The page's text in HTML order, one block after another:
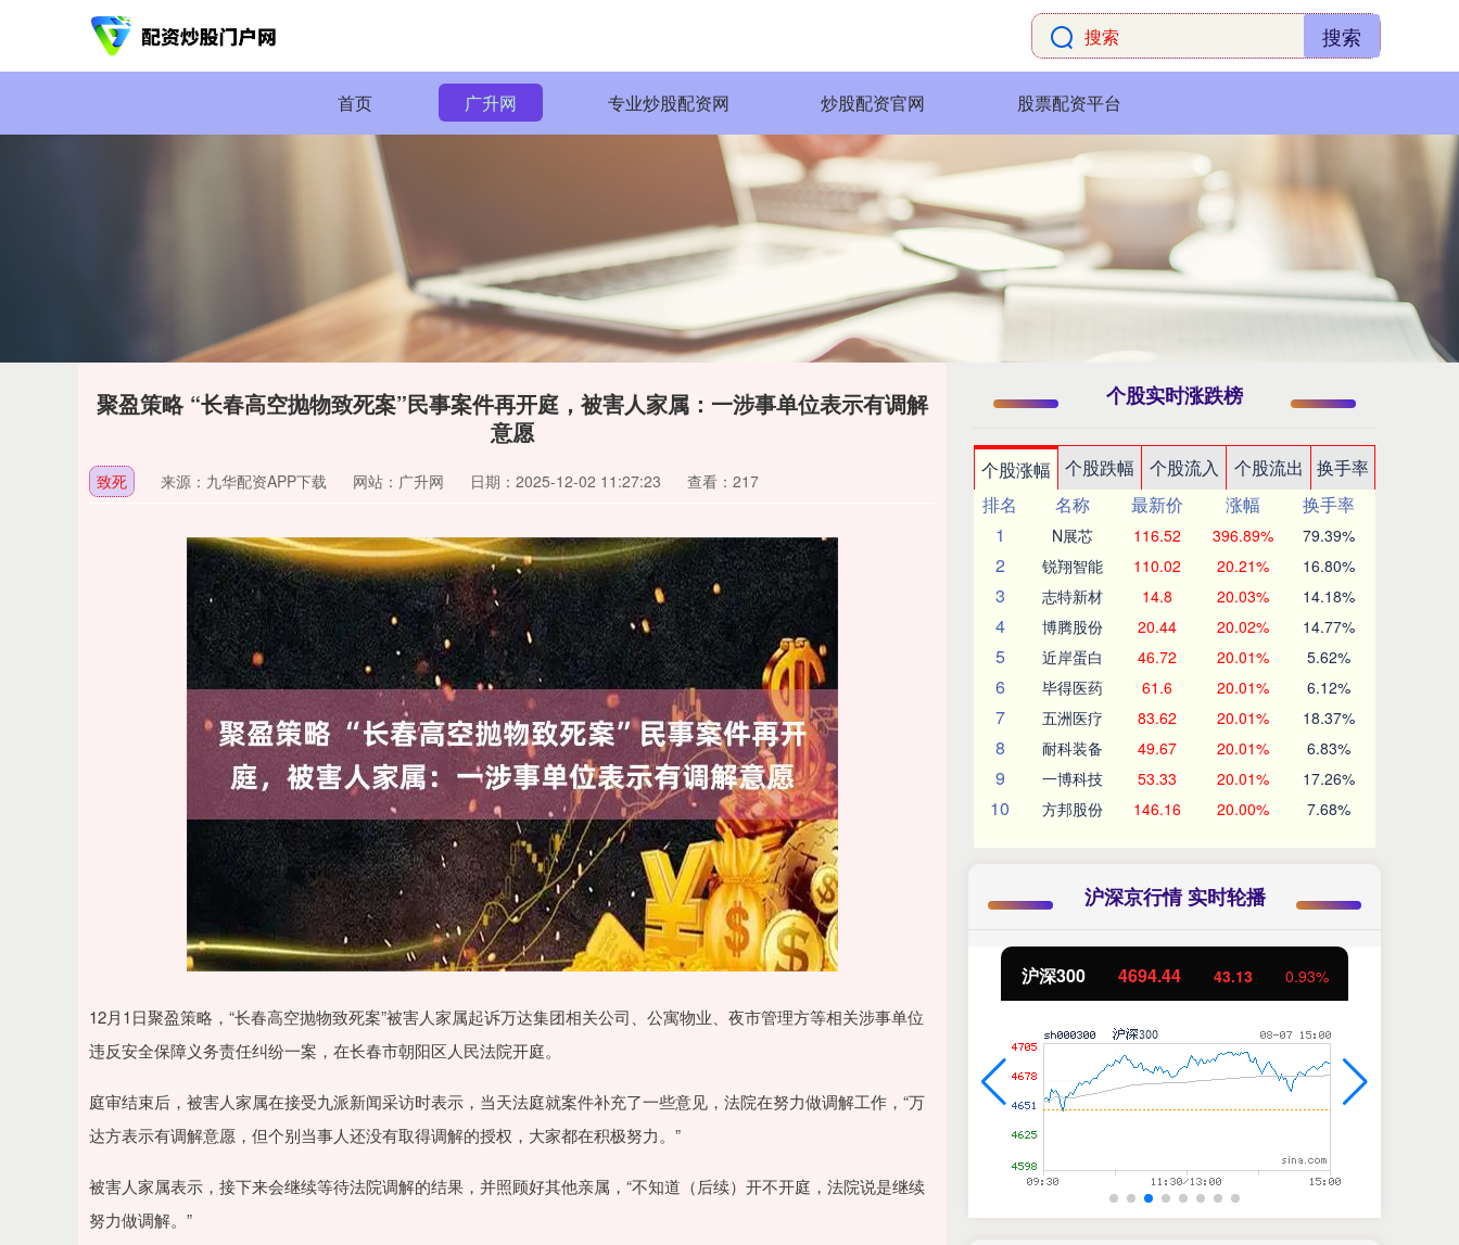
搜索
首页 广升网 专业炒股配资网 炒股配资官网 股票配资平台
聚盈策略 “长春高空抛物致死案”民事案件再开庭，被害人家属：一涉事单位表示有调解
意愿
致死 来源：九华配资APP下载 网站：广升网 日期：2025-12-02 11:27:23 查看：217
12月1日聚盈策略，“长春高空抛物致死案”被害人家属起诉万达集团相关公司、公寓物业、夜市管理方等相关涉事单位
违反安全保障义务责任纠纷一案，在长春市朝阳区人民法院开庭。
庭审结束后，被害人家属在接受九派新闻采访时表示，当天法庭就案件补充了一些意见，法院在努力做调解工作，“万
达方表示有调解意愿，但个别当事人还没有取得调解的授权，大家都在积极努力。”
被害人家属表示，接下来会继续等待法院调解的结果，并照顾好其他亲属，“不知道（后续）开不开庭，法院说是继续
努力做调解。”
个股实时涨跌榜
个股涨幅 个股跌幅 个股流入 个股流出
换手率
排名
名称 最新价 涨幅
换手率
1
N展芯 116.52 396.89% 79.39%
2 锐翔智能 110.02 20.21% 16.80%
3 志特新材 14.8 20.03% 14.18%
4 博腾股份 20.44 20.02% 14.77%
5 近岸蛋白 46.72 20.01% 5.62%
6 毕得医药 61.6 20.01% 6.12%
7 五洲医疗 83.62 20.01% 18.37%
8 耐科装备 49.67 20.01% 6.83%
9 一博科技 53.33 20.01% 17.26%
10 方邦股份 146.16 20.00% 7.68%
沪深京行情 实时轮播
深证成指 14311.01 200.89 1.42% 沪深300 4694.44 43.13 北证50 1134.24 11.37 1.01%